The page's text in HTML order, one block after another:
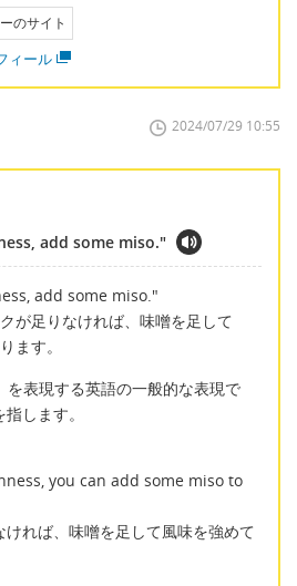
のサイト
ィール
2024/07/29 10:55
add some miso."
add some miso."
が足りなければ、味噌を足して
ます。
を表現する英語の一般的な表現で
します。
you can add some miso to
ければ、味噌を足して風味を強めて